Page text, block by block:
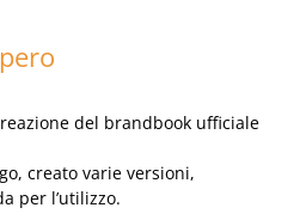
del brandbook ufficiale
creato varie versioni,
per l’utilizzo.